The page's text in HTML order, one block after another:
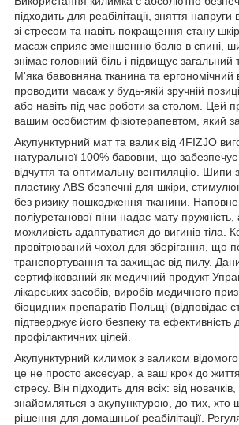
підходить для реабілітації, зняття
зі стресом та навіть покращення стану
масаж сприяє зменшенню болю в спині,
знімає головний біль і підвищує загальний
М'яка бавовняна тканина та ергономічний
проводити масаж у будь-якій зручній
або навіть під час роботи за столом. Цей
вашим особистим фізіотерапевтом, який
Акупунктурний мат та валик від 4FIZJO
натуральної 100% бавовни, що забезпечує
відчуття та оптимальну вентиляцію. Шипи
пластику ABS безпечні для шкіри,
без ризику пошкодження тканини.
поліуретанової піни надає мату пружність,
можливість адаптуватися до вигинів тіла.
провітрюваний чохол для зберігання, що
транспортування та захищає від пилу.
сертифікований як медичний продукт
лікарських засобів, виробів медичного
біоцидних препаратів Польщі (відповідає
підтверджує його безпеку та ефективність
профілактичних цілей.
Акупунктурний килимок з валиком
це не просто аксесуар, а ваш крок до
стресу. Він підходить для всіх: від новачків,
знайомляться з акупунктурою, до тих, хто
рішення для домашньої реабілітації.